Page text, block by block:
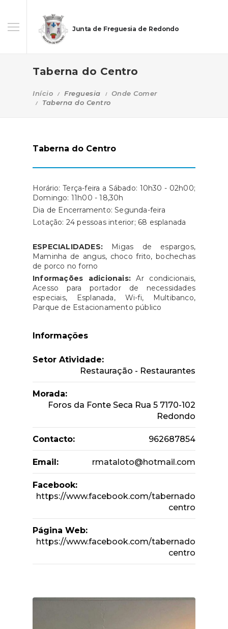
Junta de Freguesia de Redondo
Taberna do Centro
Início Freguesia
Onde Comer
Taberna do Centro
Taberna do Centro
Horário: Terça-feira a Sábado: 10h30 - 02h00;
Domingo: 11h00 - 18,30h
Dia de Encerramento: Segunda-feira
Lotação: 24 pessoas interior; 68 esplanada
ESPECIALIDADES: Migas de espargos,
Maminha de angus, choco frito, bochechas
de porco no forno
Informações adicionais:Ar condicionais,
Acesso para portador de necessidades
especiais, Esplanada, Wi-fi, Multibanco,
Parque de Estacionamento público
Informações
Setor Atividade:
Restauração - Restaurantes
Morada:
Foros da Fonte Seca Rua 5 7170-102
Redondo
Contacto: 962687854
Email: rmataloto@hotmail.com
Facebook:
https://www.facebook.com/tabernado
centro
Página Web:
https://www.facebook.com/tabernado
centro